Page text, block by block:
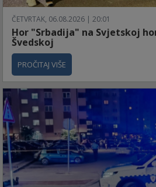
ČETVRTAK, 06.08.2026 | 20:01
Hor "Srbadija" na Svjetskoj
Švedskoj
PROČITAJ VIŠE